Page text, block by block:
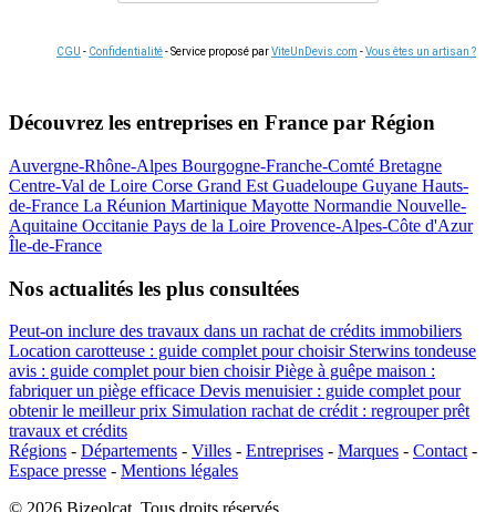
CGU - Confidentialité- Service proposé parViteUnDevis.com -Vous êtes un artisan ?
Découvrez les entreprises en France par Région
Auvergne-Rhône-Alpes Bourgogne-Franche-Comté Bretagne
Centre-Val de Loire Corse Grand Est Guadeloupe Guyane Hauts-
de-France La Réunion Martinique Mayotte Normandie Nouvelle-
Aquitaine Occitanie Pays de la Loire Provence-Alpes-Côte d'Azur
Île-de-France
Nos actualités les plus consultées
Peut-on inclure des travaux dans un rachat de crédits immobiliers
Location carotteuse : guide complet pour choisir Sterwins tondeuse
avis : guide complet pour bien choisirPiège à guêpe maison :
fabriquer un piège efficace Devis menuisier : guide complet pour
obtenir le meilleur prix Simulation rachat de crédit : regrouper prêt
travaux et crédits
Régions - Départements - Villes - Entreprises - Marques - Contact -
Espace presse - Mentions légales